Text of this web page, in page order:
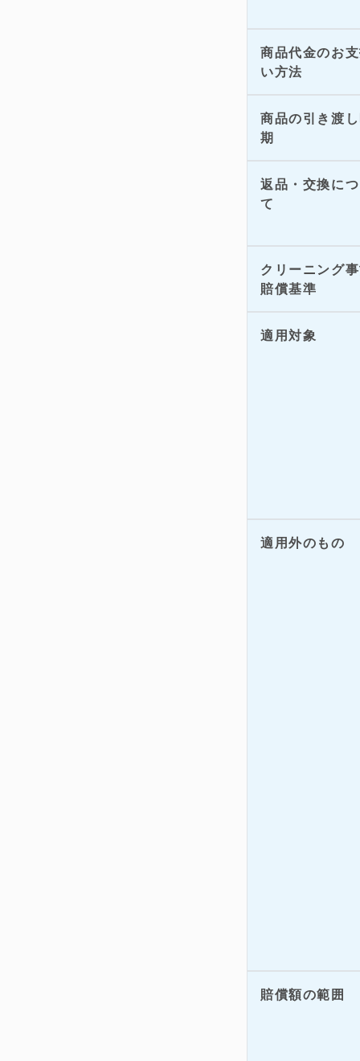
商品代金のお
い方法
商品の引き渡
期
返品・交換に
て
クリーニング
賠償基準
適用対象
適用外のもの
賠償額の範囲